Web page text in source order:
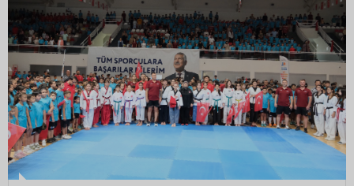
Adana’da sıcağın boyutu: Asfaltta yumurta pişti
Yeni Parti'de Seyhan İlçe Başkanlığına Mehmet
Şahin Gümüş getirildi